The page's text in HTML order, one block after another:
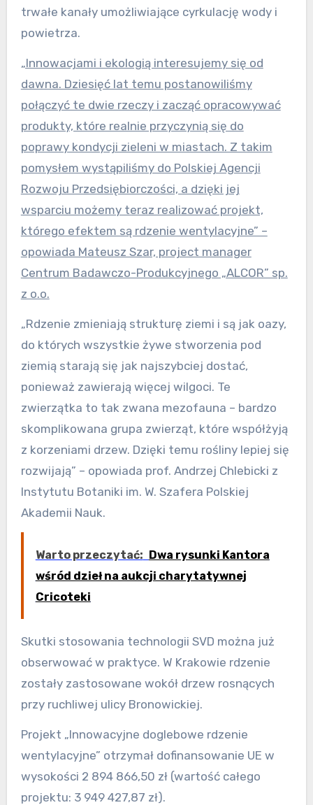
trwałe kanały umożliwiające cyrkulację wody i
powietrza.
„Innowacjami i ekologią interesujemy się od
dawna. Dziesięć lat temu postanowiliśmy
połączyć te dwie rzeczy i zacząć opracowywać
produkty, które realnie przyczynią się do
poprawy kondycji zieleni w miastach. Z takim
pomysłem wystąpiliśmy do Polskiej Agencji
Rozwoju Przedsiębiorczości, a dzięki jej
wsparciu możemy teraz realizować projekt,
którego efektem są rdzenie wentylacyjne” –
opowiada Mateusz Szar, project manager
Centrum Badawczo-Produkcyjnego „ALCOR” sp.
z o.o.
„Rdzenie zmieniają strukturę ziemi i są jak oazy,
do których wszystkie żywe stworzenia pod
ziemią starają się jak najszybciej dostać,
ponieważ zawierają więcej wilgoci. Te
zwierzątka to tak zwana mezofauna – bardzo
skomplikowana grupa zwierząt, które współżyją
z korzeniami drzew. Dzięki temu rośliny lepiej się
rozwijają” – opowiada prof. Andrzej Chlebicki z
Instytutu Botaniki im. W. Szafera Polskiej
Akademii Nauk.
Warto przeczytać: Dwa rysunki Kantora
wśród dzieł na aukcji charytatywnej
Cricoteki
Skutki stosowania technologii SVD można już
obserwować w praktyce. W Krakowie rdzenie
zostały zastosowane wokół drzew rosnących
przy ruchliwej ulicy Bronowickiej.
Projekt „Innowacyjne doglebowe rdzenie
wentylacyjne” otrzymał dofinansowanie UE w
wysokości 2 894 866,50 zł (wartość całego
projektu: 3 949 427,87 zł).